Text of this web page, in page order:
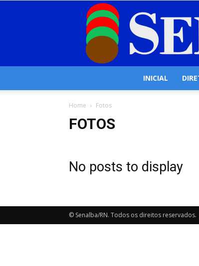
INICIAL
Home Fotos
FOTOS
No posts to display
© Senalba/RN. Todos os direitos reservados.